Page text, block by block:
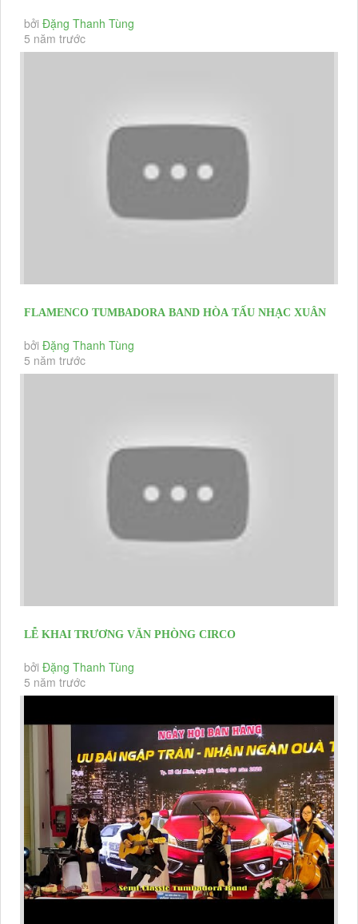
TUMBADORA HÒA TẤU SEMI CLASSIC
bởi Đặng Thanh Tùng
5 năm trước
FLAMENCO TUMBADORA BAND HÒA TẤU NHẠC XUÂN
TẠI HNKH HEINEKEN
bởi Đặng Thanh Tùng
5 năm trước
LỄ KHAI TRƯƠNG VĂN PHÒNG CIRCO
bởi Đặng Thanh Tùng
5 năm trước